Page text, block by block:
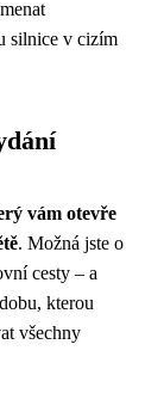
silnice v cizím
vám otevře
. Možná jste o
cesty – a
kterou
všechny